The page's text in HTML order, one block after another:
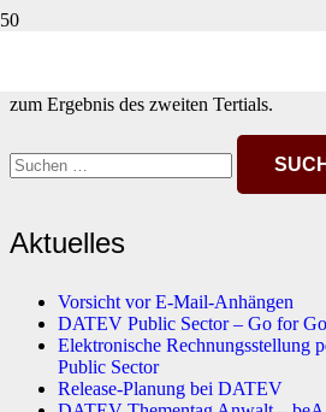
zum Ergebnis des zweiten Tertials.
nach:
Aktuelles
Vorsicht vor E-Mail-Anhängen
DATEV Public Sector – Go for
Elektronische Rechnungsstellung
Public Sector
Release-Planung bei DATEV